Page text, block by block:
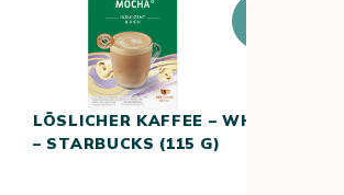
LÖSLICHER KAFFEE – WHITE MOCHA
– STARBUCKS (115 G)